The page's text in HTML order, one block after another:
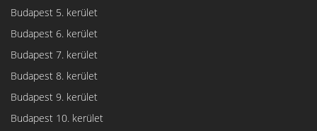
Budapest 5. kerület
Budapest 6. kerület
Budapest 7. kerület
Budapest 8. kerület
Budapest 9. kerület
Budapest 10. kerület